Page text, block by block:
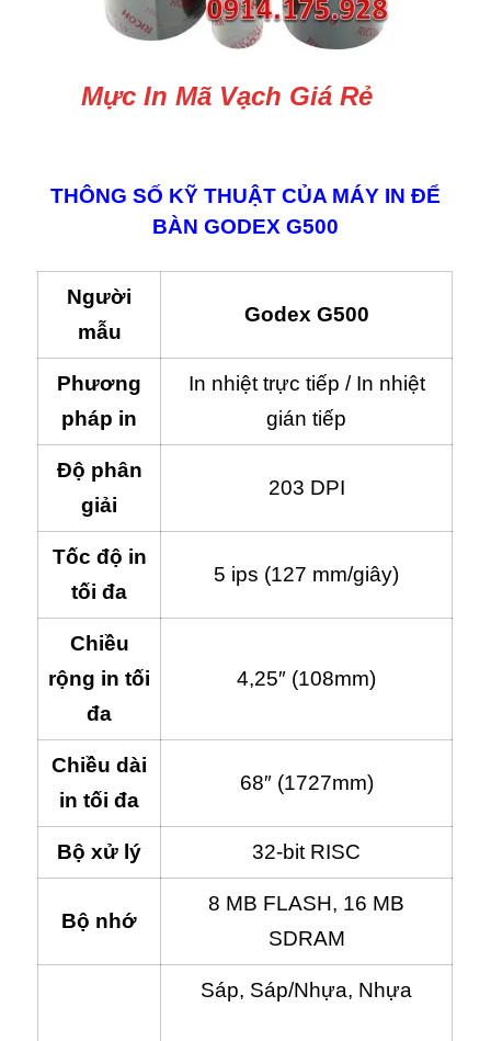
Mực In Mã Vạch Giá Rẻ
THÔNG SỐ KỸ THUẬT CỦA MÁY IN ĐỂ
BÀN GODEX G500
Người
mẫu
Godex G500
Phương
pháp in
In nhiệt trực tiếp / In nhiệt
gián tiếp
Độ phân
giải
203 DPI
Tốc độ in
tối đa
5 ips (127 mm/giây)
Chiều
rộng in tối
đa
4,25″ (108mm)
Chiều dài
in tối đa
68″ (1727mm)
Bộ xử lý 32-bit RISC
Bộ nhớ
8 MB FLASH, 16 MB
SDRAM
Sáp, Sáp/Nhựa, Nhựa